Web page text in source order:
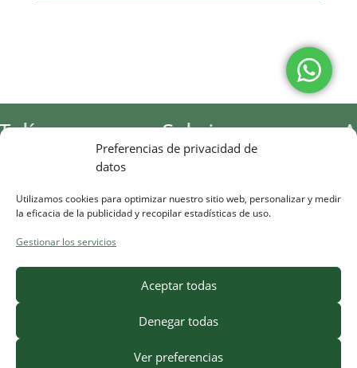
Preferencias de privacidad de
datos
Utilizamos cookies para optimizar nuestro sitio web, personalizar y medir
la eficacia de la publicidad y recopilar estadísticas de uso.
Gestionar los servicios
Aceptar todas
Denegar todas
Ver preferencias
Sabrina